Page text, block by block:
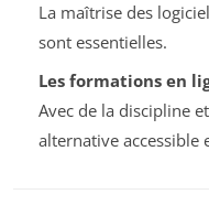
La maîtrise des
sont essentielles.
Les formations en
Avec de la discipline
alternative accessible